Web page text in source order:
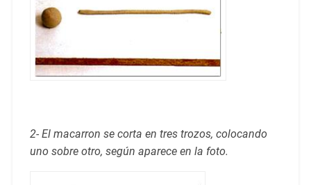
2- El macarron se corta en tres trozos, colocando
uno sobre otro, según aparece en la foto.